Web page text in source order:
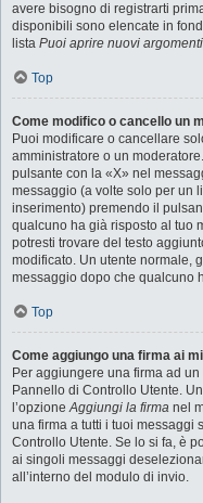
avere bisogno di registrarti
disponibili sono elencate in
lista Puoi aprire nuovi argomenti
Top
Come modifico o cancello un
Puoi modificare o cancellare
amministratore o un
pulsante con la «X» nel
messaggio (a volte solo per un
inserimento) premendo il
qualcuno ha già risposto al tuo
potresti trovare del testo
modificato. Un utente normale,
messaggio dopo che qualcuno
Top
Come aggiungo una firma ai
Per aggiungere una firma ad
Pannello di Controllo Utente.
l’opzioneAggiungi la firma nel
una firma a tutti i tuoi messaggi
Controllo Utente. Se lo si fa, è
ai singoli messaggi
all’interno del modulo di invio.